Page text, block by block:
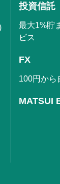
投資信託
最大1%貯
ビス
FX
100円から
MATSUI